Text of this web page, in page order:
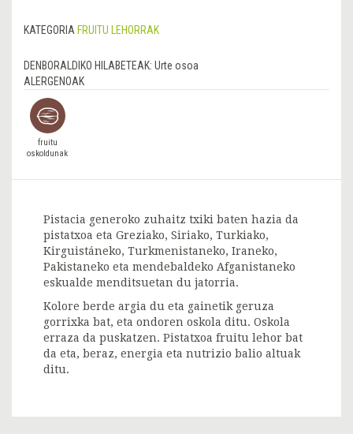
KATEGORIA FRUITU LEHORRAK
DENBORALDIKO HILABETEAK: Urte osoa
ALERGENOAK
fruitu
oskoldunak
Pistacia generoko zuhaitz txiki baten hazia da
pistatxoa eta Greziako, Siriako, Turkiako,
Kirguistáneko, Turkmenistaneko, Iraneko,
Pakistaneko eta mendebaldeko Afganistaneko
eskualde menditsuetan du jatorria.
Kolore berde argia du eta gainetik geruza
gorrixka bat, eta ondoren oskola ditu. Oskola
erraza da puskatzen. Pistatxoa fruitu lehor bat
da eta, beraz, energia eta nutrizio balio altuak
ditu.